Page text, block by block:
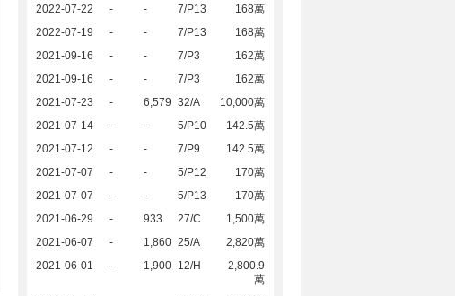
2022-07-22 - - 7/P13
168萬
2022-07-19
- - 7/P13
168萬
2021-09-16
- - 7/P3
162萬
2021-09-16
- - 7/P3
162萬
2021-07-23
- 6,579 32/A
10,000萬
2021-07-14
- - 5/P10
142.5萬
2021-07-12
- - 7/P9
142.5萬
2021-07-07
- - 5/P12
170萬
2021-07-07
- - 5/P13
170萬
2021-06-29
- 933 27/C
1,500萬
2021-06-07
- 1,860 25/A
2,820萬
2021-06-01
- 1,900 12/H
2,800.9
萬